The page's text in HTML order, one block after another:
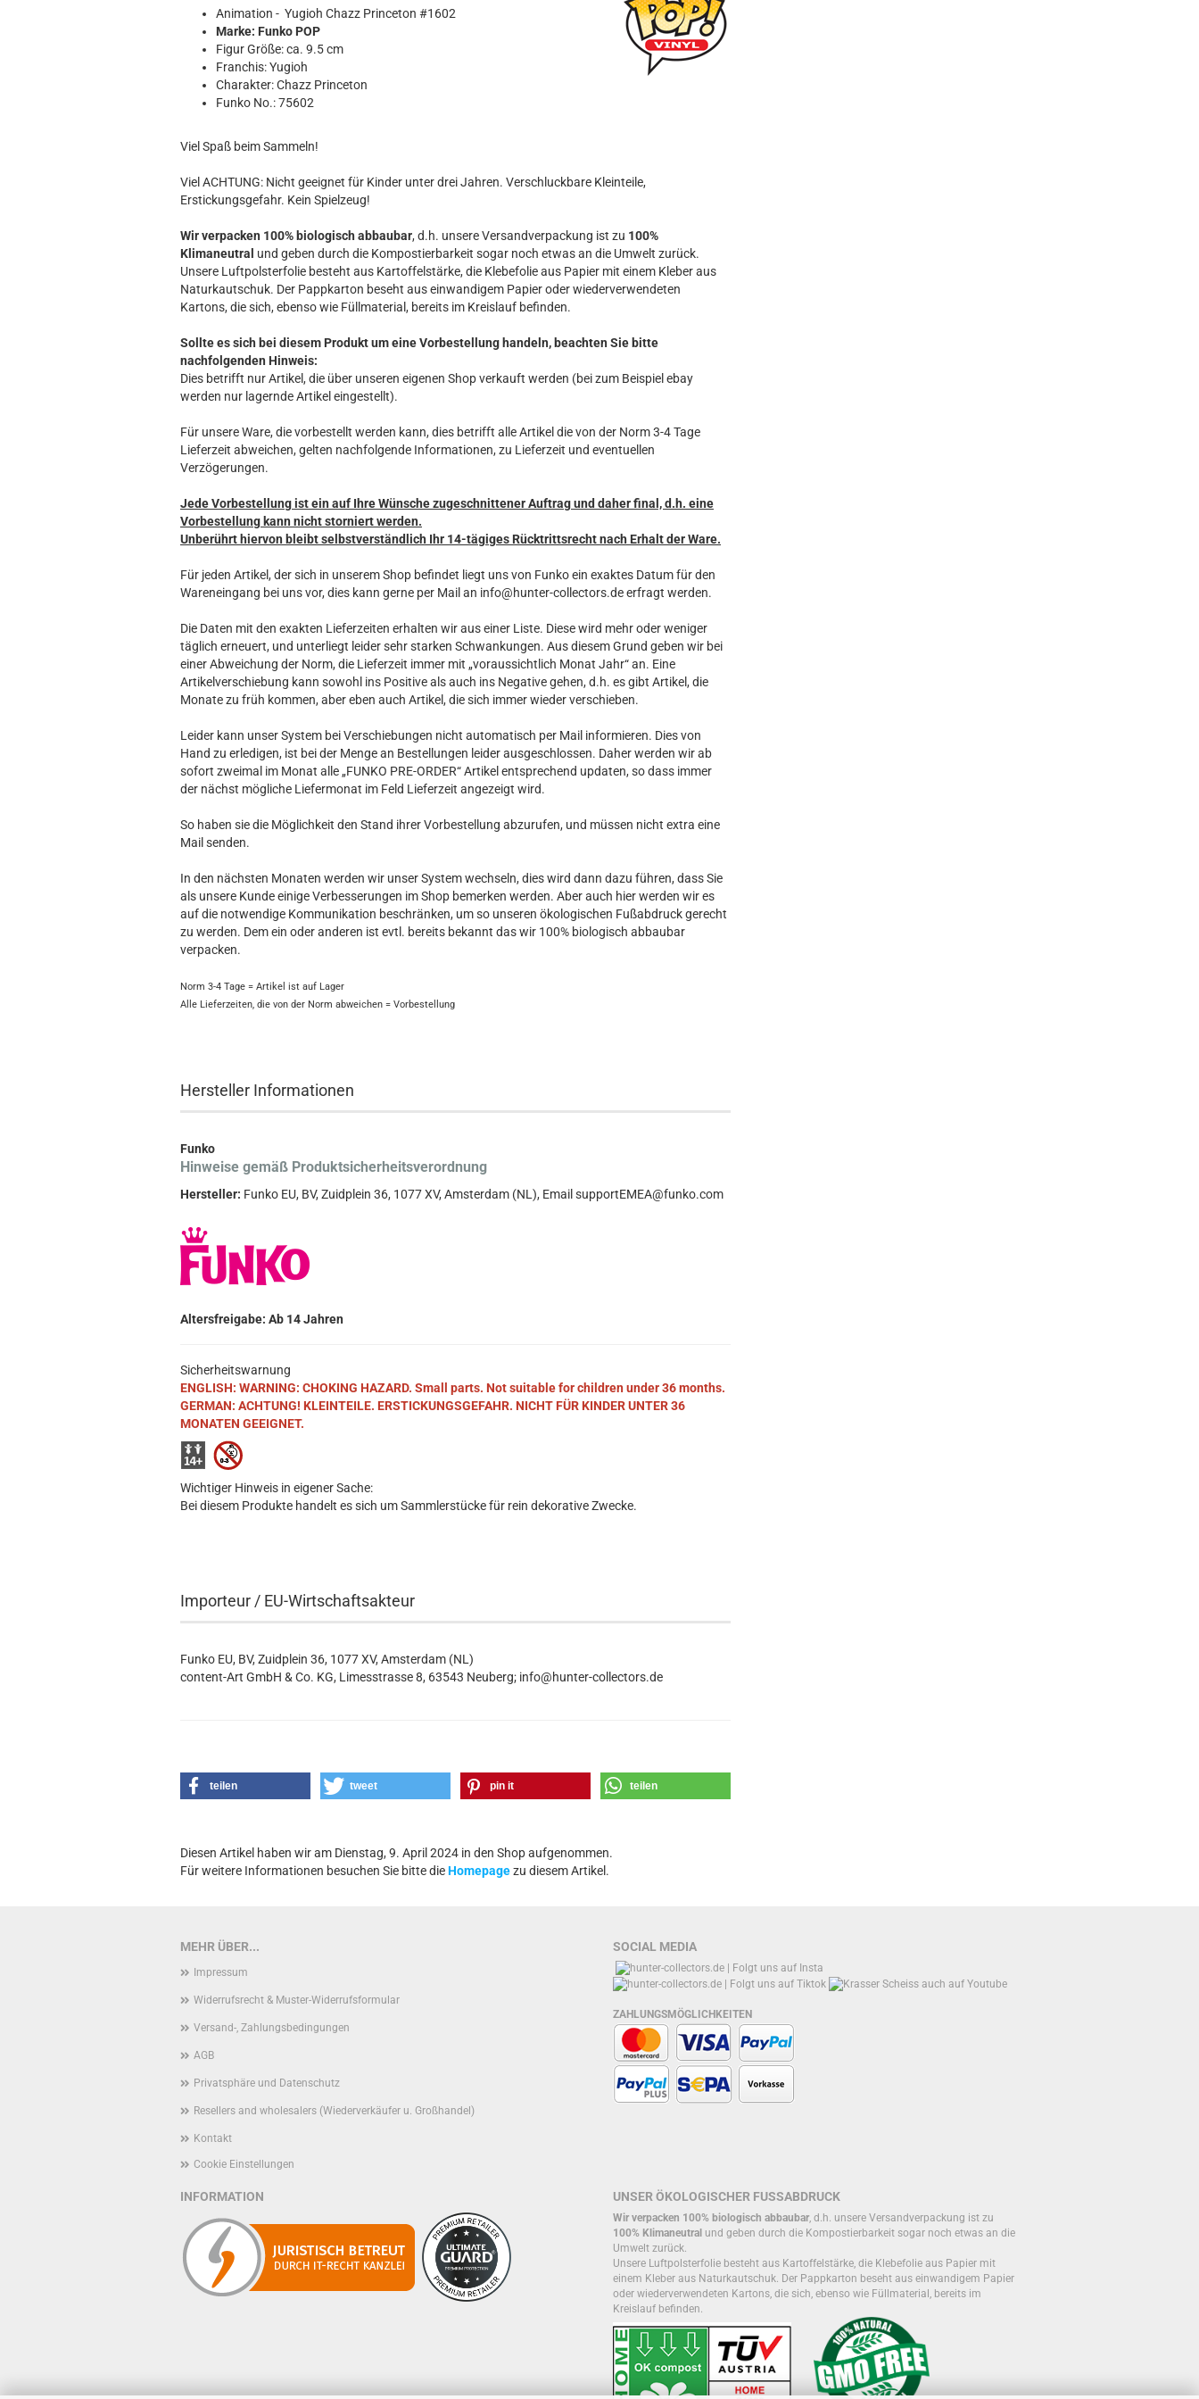
MARVEL
Movie
STAR WARS
Animation - Yugioh Chazz Princeton #1602
Marke: Funko POP
Figur Größe: ca. 9.5 cm
Franchis: Yugioh
Charakter: Chazz Princeton
Funko No.: 75602
Viel Spaß beim Sammeln!
Viel ACHTUNG: Nicht geeignet für Kinder unter drei Jahren. Verschluckbare Kleinteile,
Erstickungsgefahr. Kein Spielzeug!
Wir verpacken 100% biologisch abbaubar, d.h. unsere Versandverpackung ist zu 100%
Klimaneutral und geben durch die Kompostierbarkeit sogar noch etwas an die Umwelt zurück.
Unsere Luftpolsterfolie besteht aus Kartoffelstärke, die Klebefolie aus Papier mit einem Kleber aus
Naturkautschuk. Der Pappkarton beseht aus einwandigem Papier oder wiederverwendeten
Kartons, die sich, ebenso wie Füllmaterial, bereits im Kreislauf befinden.
Sollte es sich bei diesem Produkt um eine Vorbestellung handeln, beachten Sie bitte
nachfolgenden Hinweis:
Dies betrifft nur Artikel, die über unseren eigenen Shop verkauft werden (bei zum Beispiel ebay
werden nur lagernde Artikel eingestellt).
Für unsere Ware, die vorbestellt werden kann, dies betrifft alle Artikel die von der Norm 3-4 Tage
Lieferzeit abweichen, gelten nachfolgende Informationen, zu Lieferzeit und eventuellen
Verzögerungen.
Jede Vorbestellung ist ein auf Ihre Wünsche zugeschnittener Auftrag und daher final, d.h. eine
Vorbestellung kann nicht storniert werden.
Unberührt hiervon bleibt selbstverständlich Ihr 14-tägiges Rücktrittsrecht nach Erhalt der Ware.
Für jeden Artikel, der sich in unserem Shop befindet liegt uns von Funko ein exaktes Datum für den
Wareneingang bei uns vor, dies kann gerne per Mail an info@hunter-collectors.de erfragt werden.
Die Daten mit den exakten Lieferzeiten erhalten wir aus einer Liste. Diese wird mehr oder weniger
täglich erneuert, und unterliegt leider sehr starken Schwankungen. Aus diesem Grund geben wir bei
einer Abweichung der Norm, die Lieferzeit immer mit „voraussichtlich Monat Jahr“ an. Eine
Artikelverschiebung kann sowohl ins Positive als auch ins Negative gehen, d.h. es gibt Artikel, die
Monate zu früh kommen, aber eben auch Artikel, die sich immer wieder verschieben.
Leider kann unser System bei Verschiebungen nicht automatisch per Mail informieren. Dies von
Hand zu erledigen, ist bei der Menge an Bestellungen leider ausgeschlossen. Daher werden wir ab
sofort zweimal im Monat alle „FUNKO PRE-ORDER“ Artikel entsprechend updaten, so dass immer
der nächst mögliche Liefermonat im Feld Lieferzeit angezeigt wird.
So haben sie die Möglichkeit den Stand ihrer Vorbestellung abzurufen, und müssen nicht extra eine
Mail senden.
In den nächsten Monaten werden wir unser System wechseln, dies wird dann dazu führen, dass Sie
als unsere Kunde einige Verbesserungen im Shop bemerken werden. Aber auch hier werden wir es
auf die notwendige Kommunikation beschränken, um so unseren ökologischen Fußabdruck gerecht
zu werden. Dem ein oder anderen ist evtl. bereits bekannt das wir 100% biologisch abbaubar
verpacken.
Norm 3-4 Tage = Artikel ist auf Lager
Alle Lieferzeiten, die von der Norm abweichen = Vorbestellung
Hersteller Informationen
Funko
Hinweise gemäß Produktsicherheitsverordnung
Hersteller: Funko EU, BV, Zuidplein 36, 1077 XV, Amsterdam (NL), Email supportEMEA@funko.com
Altersfreigabe: Ab 14 Jahren
Sicherheitswarnung
ENGLISH: WARNING: CHOKING HAZARD. Small parts. Not suitable for children under 36 months.
GERMAN: ACHTUNG! KLEINTEILE. ERSTICKUNGSGEFAHR. NICHT FÜR KINDER UNTER 36
MONATEN GEEIGNET.
Wichtiger Hinweis in eigener Sache:
Bei diesem Produkte handelt es sich um Sammlerstücke für rein dekorative Zwecke.
Importeur / EU-Wirtschaftsakteur
Funko EU, BV, Zuidplein 36, 1077 XV, Amsterdam (NL)
content-Art GmbH & Co. KG, Limesstrasse 8, 63543 Neuberg; info@hunter-collectors.de
teilen tweet pin it teilen
Diesen Artikel haben wir am Dienstag, 9. April 2024 in den Shop aufgenommen.
Für weitere Informationen besuchen Sie bitte dieHomepagezu diesem Artikel.
MEHR ÜBER...
Impressum
Widerrufsrecht & Muster-Widerrufsformular
Versand-, Zahlungsbedingungen
AGB
Privatsphäre und Datenschutz
Resellers and wholesalers (Wiederverkäufer u. Großhandel)
Kontakt
Cookie Einstellungen
SOCIAL MEDIA
ZAHLUNGSMÖGLICHKEITEN
INFORMATION UNSER ÖKOLOGISCHER FUSSABDRUCK
Wir verpacken 100% biologisch abbaubar, d.h. unsere Versandverpackung ist zu
100% Klimaneutral und geben durch die Kompostierbarkeit sogar noch etwas an die
Umwelt zurück.
Unsere Luftpolsterfolie besteht aus Kartoffelstärke, die Klebefolie aus Papier mit
einem Kleber aus Naturkautschuk. Der Pappkarton beseht aus einwandigem Papier
oder wiederverwendeten Kartons, die sich, ebenso wie Füllmaterial, bereits im
Kreislauf befinden.